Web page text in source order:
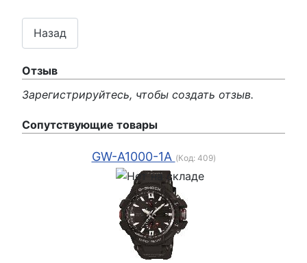
Отзыв
Зарегистрируйтесь, чтобы создать отзыв.
Сопутствующие товары
GW-A1000-1A (Код: 409)